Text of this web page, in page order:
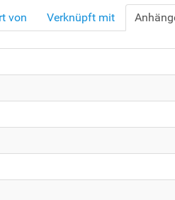
von Verknüpft mit